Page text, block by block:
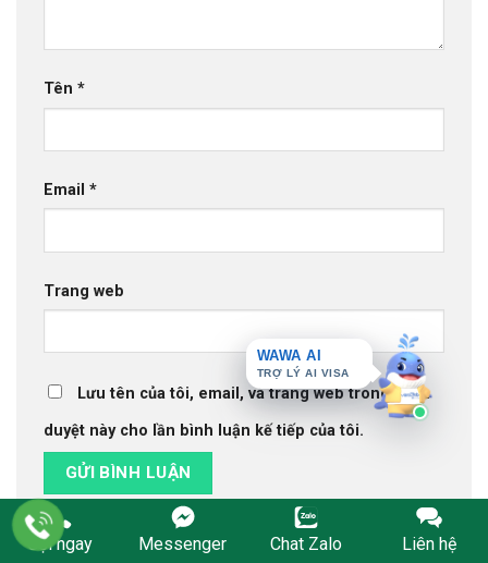
WAWA AI
TRỢ LÝ AI VISA
Tên *
Email *
Trang web
Lưu tên của tôi, email, và trang web trong trình
duyệt này cho lần bình luận kế tiếp của tôi.
Gọi ngay Messenger Chat Zalo Liên hệ